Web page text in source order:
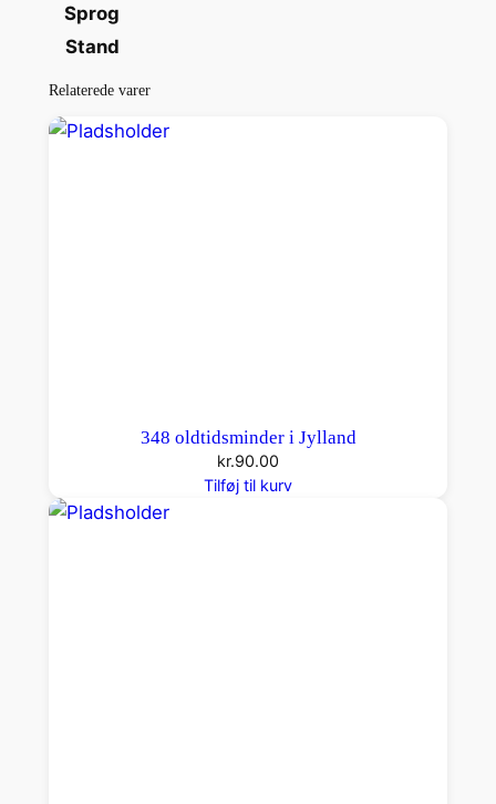
Sprog
Stand
Relaterede varer
348 oldtidsminder i Jylland
kr.90.00
Tilføj til kurv